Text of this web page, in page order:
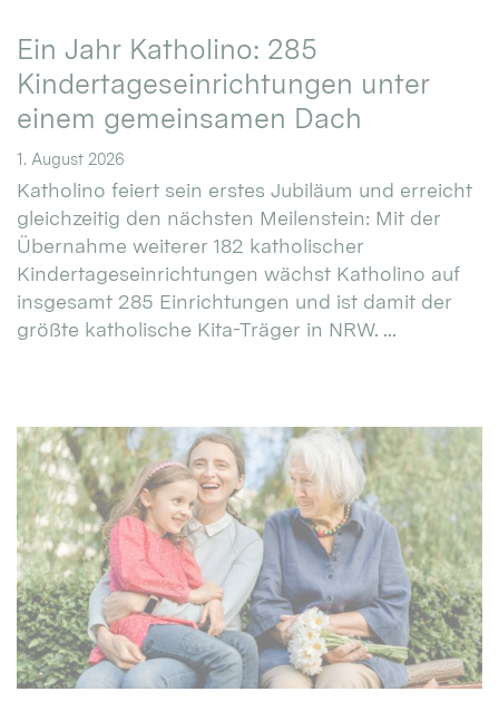
Ein Jahr Katholino: 285
Kindertageseinrichtungen unter
einem gemeinsamen Dach
1. August 2026
Katholino feiert sein erstes Jubiläum und erreicht
gleichzeitig den nächsten Meilenstein: Mit der
Übernahme weiterer 182 katholischer
Kindertageseinrichtungen wächst Katholino auf
insgesamt 285 Einrichtungen und ist damit der
größte katholische Kita-Träger in NRW. ...